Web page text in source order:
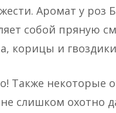
Аромат у роз
собой пряную
корицы и
Также некоторые
слишком охотно